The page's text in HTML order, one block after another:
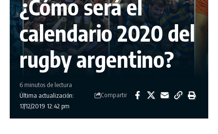
¿Cómo será el
calendario 2020 del
rugby argentino?
Última actualización:
17/12/2019 12:42 pm
6 minutos de lectura
Compartir